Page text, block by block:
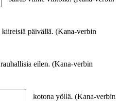
kiireisiä päivällä. (Kana-verbin
rauhallisia eilen. (Kana-verbin
kotona yöllä. (Kana-verbin